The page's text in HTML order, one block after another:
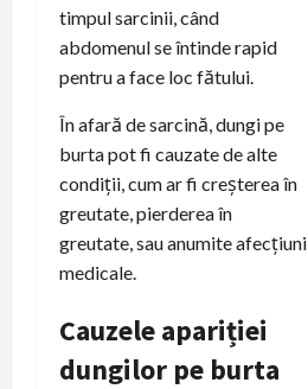
timpul sarcinii, când
abdomenul se întinde rapid
pentru a face loc fătului.
În afară de sarcină, dungi pe
burta pot fi cauzate de alte
condiții, cum ar fi creșterea în
greutate, pierderea în
greutate, sau anumite afecțiuni
medicale.
Cauzele apariției
dungilor pe burta